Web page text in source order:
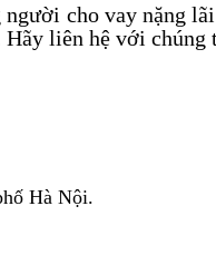
cho vay nặng
liên hệ với
Hà Nội.